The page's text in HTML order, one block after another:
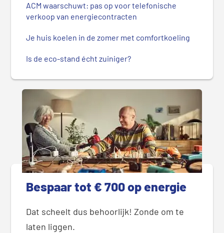
ACM waarschuwt: pas op voor telefonische
verkoop van energiecontracten
Je huis koelen in de zomer met comfortkoeling
Is de eco-stand écht zuiniger?
Bespaar tot € 700 op energie
Dat scheelt dus behoorlijk! Zonde om te
laten liggen.